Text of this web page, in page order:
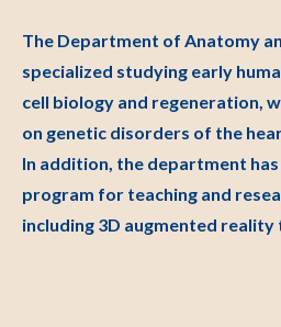
The Department of Anatomy
specialized studying early
cell biology and regeneration,
on genetic disorders of the
In addition, the department
program for teaching and
including 3D augmented reality